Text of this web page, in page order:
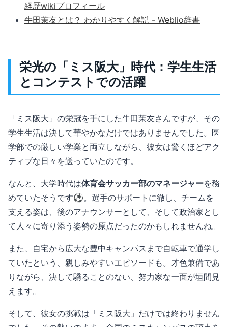
経歴wikiプロフィール
牛田茉友とは？ わかりやすく解説 - Weblio辞書
栄光の「ミス阪大」時代：学生生活
とコンテストでの活躍
「ミス阪大」の栄冠を手にした牛田茉友さんですが、その
学生生活は決して華やかなだけではありませんでした。医
学部での厳しい学業と両立しながら、彼女は驚くほどアク
ティブな日々を送っていたのです。
なんと、大学時代は体育会サッカー部のマネージャーを務
めていたそうです⚽️。選手のサポートに徹し、チームを
支える姿は、後のアナウンサーとして、そして政治家とし
て人々に寄り添う姿勢の原点だったのかもしれませんね。
また、自宅から広大な豊中キャンパスまで自転車で通学し
ていたという、親しみやすいエピソードも。才色兼備であ
りながら、決して驕ることのない、努力家な一面が垣間見
えます。
そして、彼女の挑戦は「ミス阪大」だけでは終わりません